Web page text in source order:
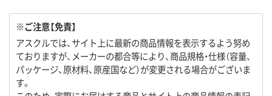
※ご注意【免責】
アスクルでは、サイト上に最新の商品情報を表示するよう努め
ておりますが、メーカーの都合等により、商品規格・仕様（容量、
パッケージ、原材料、原産国など）が変更される場合がございま
す。